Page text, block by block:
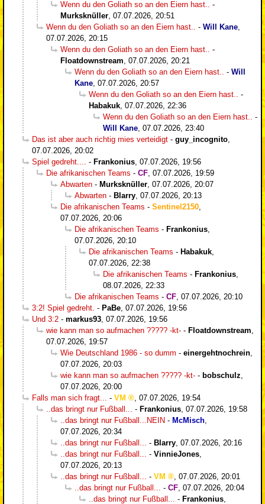
Wenn du den Goliath so an den Eiern hast..
-
Murksknüller 07.07.2026, 20:51
Wenn du den Goliath so an den Eiern hast..
- Will Kane
07.07.2026, 20:15
Wenn du den Goliath so an den Eiern hast..
-
Floatdownstream 07.07.2026, 20:21
Wenn du den Goliath so an den Eiern hast..
- Will
Kane 07.07.2026, 20:57
Wenn du den Goliath so an den Eiern hast..
-
Habakuk 07.07.2026, 22:36
Wenn du den Goliath so an den Eiern hast..
-
Will Kane 07.07.2026, 23:40
Das ist aber auch richtig mies verteidigt - guy_incognito
07.07.2026, 20:02
Spiel gedreht....
- Frankonius 07.07.2026, 19:56
Die afrikanischen Teams - CF 07.07.2026, 19:59
Abwarten - Murksknüller 07.07.2026, 20:07
Abwarten - Blarry 07.07.2026, 20:13
Die afrikanischen Teams - Sentinel2150
07.07.2026, 20:06
Die afrikanischen Teams - Frankonius
07.07.2026, 20:10
Die afrikanischen Teams - Habakuk
07.07.2026, 22:38
Die afrikanischen Teams - Frankonius
08.07.2026, 22:33
Die afrikanischen Teams - CF 07.07.2026, 20:10
3:2! Spiel gedreht. - PaBe 07.07.2026, 19:56
Und 3:2 - markus93 07.07.2026, 19:56
wie kann man so aufmachen ????? -kt- - Floatdownstream
07.07.2026, 19:57
Wie Deutschland 1986 - so dumm - einergehtnochrein
07.07.2026, 20:03
wie kann man so aufmachen ????? -kt- - bobschulz
07.07.2026, 20:00
Falls man sich fragt...
- VM
07.07.2026, 19:54
..das bringt nur Fußball...
- Frankonius 07.07.2026, 19:58
..das bringt nur Fußball...NEIN - McMisch
07.07.2026, 20:34
..das bringt nur Fußball...
- Blarry 07.07.2026, 20:16
..das bringt nur Fußball...
- VinnieJones
07.07.2026, 20:13
..das bringt nur Fußball...
- VM
07.07.2026, 20:01
..das bringt nur Fußball...
- CF 07.07.2026, 20:04
..das bringt nur Fußball...
- Frankonius